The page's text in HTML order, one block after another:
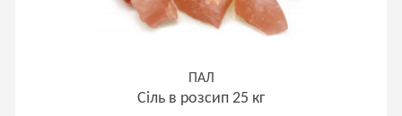
ПАЛ
Сіль в розсип 25 кг